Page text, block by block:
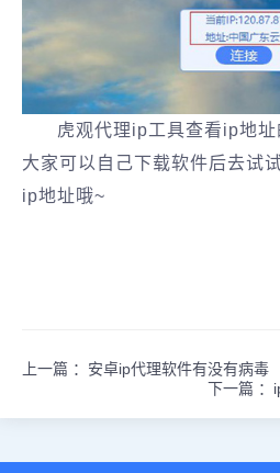
虎观代理ip工具查看ip地址
大家可以自己下载软件后去试
ip地址哦~
上一篇 ： 安卓ip代理软件有没有病毒
下一篇 ：